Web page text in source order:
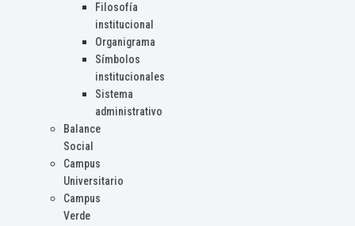
Filosofía
institucional
Organigrama
Símbolos
institucionales
Sistema
administrativo
Balance
Social
Campus
Universitario
Campus
Verde